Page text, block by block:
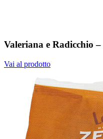
Valeriana e Radicchio –
Vai al prodotto